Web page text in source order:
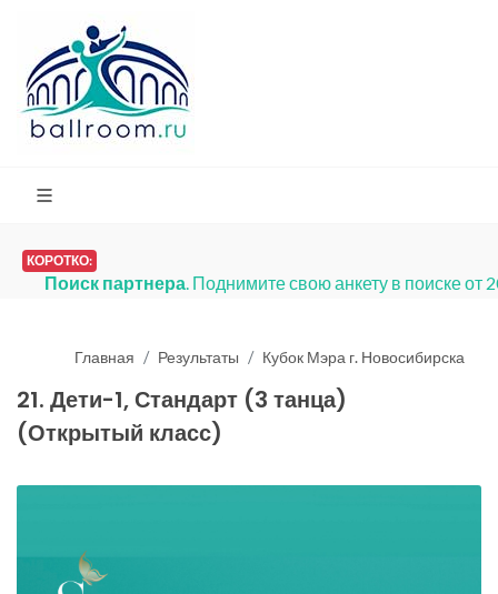
КОРОТКО:
Поиск партнера. Поднимите свою анкету в поиске от
Главная Результаты Кубок Мэра г. Новосибирска
21. Дети-1, Стандарт (3 танца)
(Открытый класс)